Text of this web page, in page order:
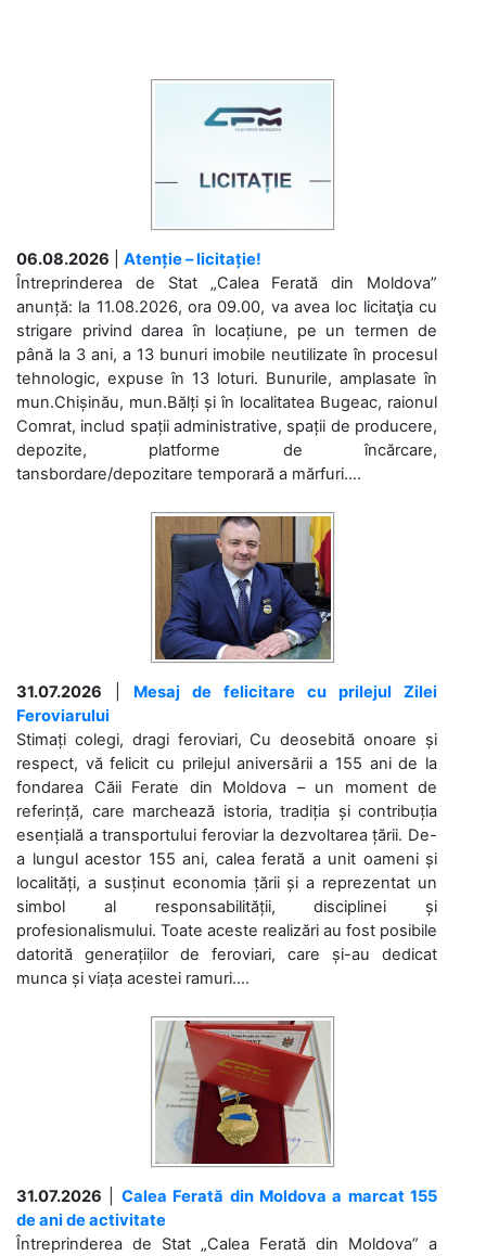
06.08.2026
Atenție – licitație!
Întreprinderea de Stat „Calea Ferată din Moldova”
anunță: la 11.08.2026, ora 09.00, va avea loc licitaţia cu
strigare privind darea în locațiune, pe un termen de
până la 3 ani, a 13 bunuri imobile neutilizate în procesul
tehnologic, expuse în 13 loturi. Bunurile, amplasate în
mun.Chișinău, mun.Bălți și în localitatea Bugeac, raionul
Comrat, includ spații administrative, spații de producere,
depozite, platforme de încărcare,
tansbordare/depozitare temporară a mărfuri....
31.07.2026
Mesaj de felicitare cu prilejul Zilei
Feroviarului
Stimați colegi, dragi feroviari, Cu deosebită onoare și
respect, vă felicit cu prilejul aniversării a 155 ani de la
fondarea Căii Ferate din Moldova – un moment de
referință, care marchează istoria, tradiția și contribuția
esențială a transportului feroviar la dezvoltarea țării. De-
a lungul acestor 155 ani, calea ferată a unit oameni și
localități, a susținut economia țării și a reprezentat un
simbol al responsabilității, disciplinei și
profesionalismului. Toate aceste realizări au fost posibile
datorită generațiilor de feroviari, care și-au dedicat
munca și viața acestei ramuri....
31.07.2026
Calea Ferată din Moldova a marcat 155
de ani de activitate
Întreprinderea de Stat „Calea Ferată din Moldova” a